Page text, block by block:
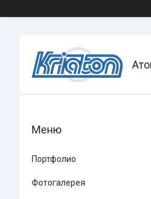
Портфолио
Фотогалерея